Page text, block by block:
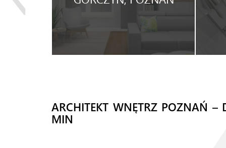
ARCHITEKT WNĘTRZ POZNAŃ
MIN